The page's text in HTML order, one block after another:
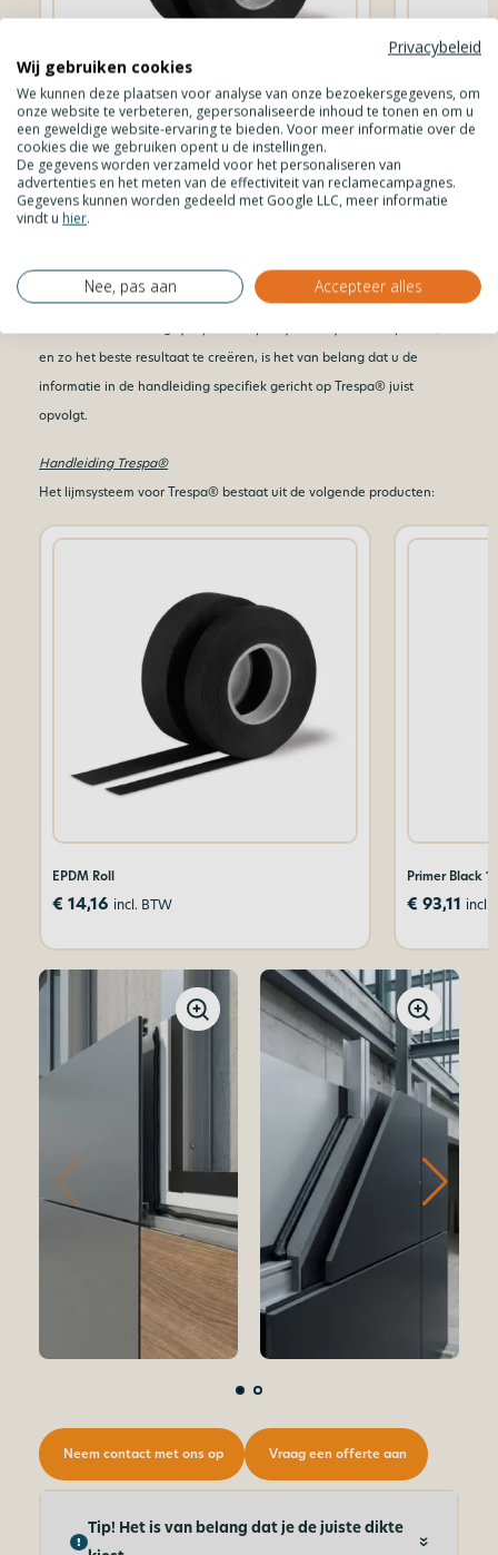
EPDM Roll
€14,16 incl. BTW €78,55
Lijmadvies Trespa®
en zo het beste resultaat te creëren, is het van belang dat u de
informatie in de handleiding specifiek gericht op Trespa® juist
opvolgt.
Handleiding Trespa®
Het lijmsysteem voor Trespa® bestaat uit de volgende producten:
EPDM Roll
€ 14,16 incl. BTW
Primer Black
€ 93,11 incl.
Neem contact met ons op Vraag een offerte aan
Tip! Het is van belang dat je de juiste dikte
Privacybeleid
Wij gebruiken cookies
We kunnen deze plaatsen voor analyse van onze bezoekersgegevens, om
onze website te verbeteren, gepersonaliseerde inhoud te tonen en om u
een geweldige website-ervaring te bieden. Voor meer informatie over de
cookies die we gebruiken opent u de instellingen.
De gegevens worden verzameld voor het personaliseren van
advertenties en het meten van de effectiviteit van reclamecampagnes.
Gegevens kunnen worden gedeeld met Google LLC, meer informatie
vindt u hier.
Nee, pas aan Accepteer alles